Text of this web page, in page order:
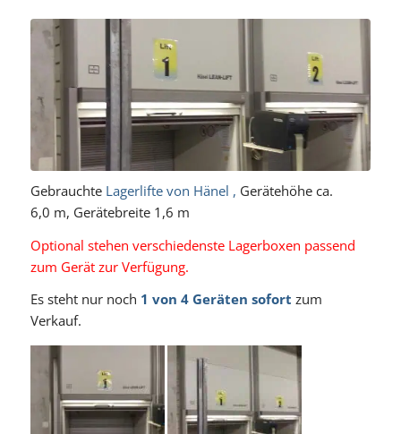
Gebrauchte Lagerlifte von Hänel , Gerätehöhe ca.
6,0 m, Gerätebreite 1,6 m
Optional stehen verschiedenste Lagerboxen passend
zum Gerät zur Verfügung.
Es steht nur noch 1 von 4 Geräten sofort zum
Verkauf.